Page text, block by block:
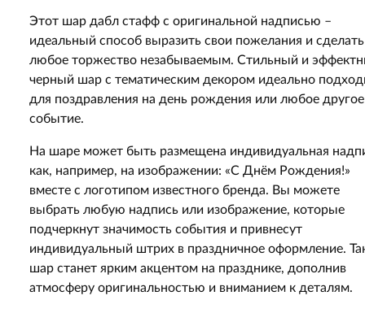
Этот шар дабл стафф с оригинальной надписью –
идеальный способ выразить свои пожелания и сделать
любое торжество незабываемым. Стильный и
черный шар с тематическим декором идеально
для поздравления на день рождения или любое другое
событие.
На шаре может быть размещена индивидуальная
как, например, на изображении: «С Днём Рождения!»
вместе с логотипом известного бренда. Вы можете
выбрать любую надпись или изображение, которые
подчеркнут значимость события и привнесут
индивидуальный штрих в праздничное оформление.
шар станет ярким акцентом на празднике, дополнив
атмосферу оригинальностью и вниманием к деталям.